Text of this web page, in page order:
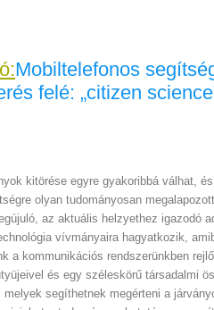
Mobiltelefonos
felé: „citizen
kitörése egyre gyakoribbá válhat,
olyan tudományosan
az aktuális helzyethez igazodó
vívmányaira hagyatkozik,
a kommunikációs rendszerünkben
és egy széleskörű társadalmi
segíthetnek megérteni a